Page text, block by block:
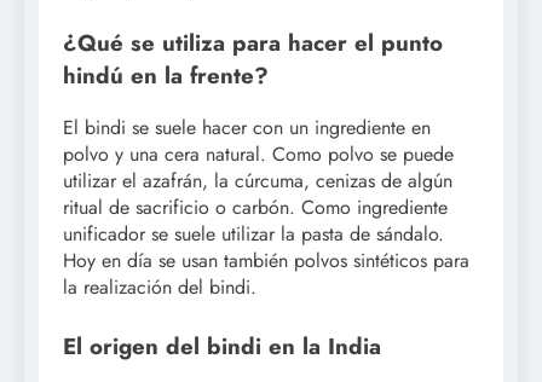
¿Qué se utiliza para hacer el punto
hindú en la frente?
El bindi se suele hacer con un ingrediente en
polvo y una cera natural. Como polvo se puede
utilizar el azafrán, la cúrcuma, cenizas de algún
ritual de sacrificio o carbón. Como ingrediente
unificador se suele utilizar la pasta de sándalo.
Hoy en día se usan también polvos sintéticos para
la realización del bindi.
El origen del bindi en la India